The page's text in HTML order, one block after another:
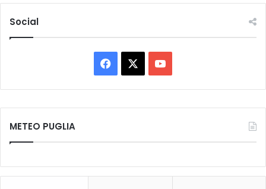
Social
Facebook You
Tube
METEO PUGLIA